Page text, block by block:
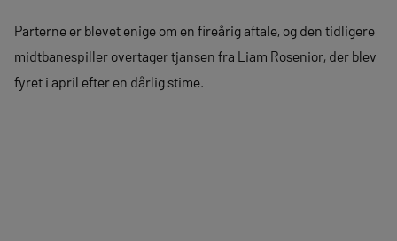
Parterne er blevet enige om en fireårig aftale, og den tidligere
midtbanespiller overtager tjansen fra Liam Rosenior, der blev
fyret i april efter en dårlig stime.